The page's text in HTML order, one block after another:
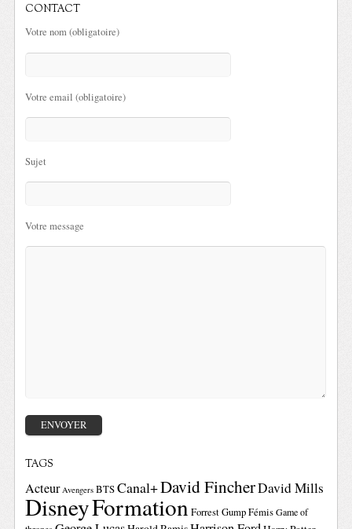
CONTACT
Votre nom (obligatoire)
Votre email (obligatoire)
Sujet
Votre message
TAGS
Acteur Avengers BTSCanal+David FincherDavid Mills
DisneyFormationForrest GumpFémis Game of